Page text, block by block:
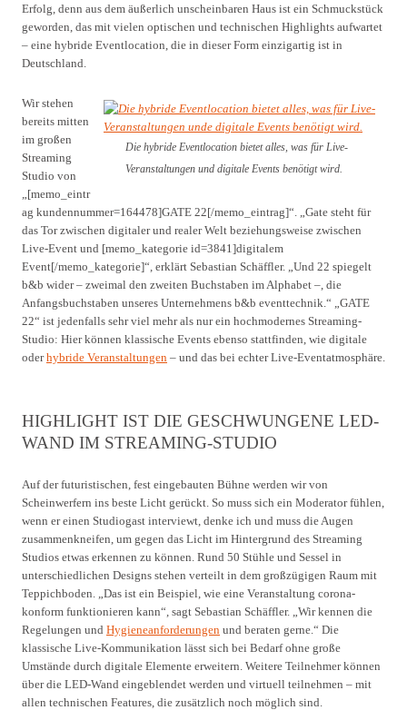
Erfolg, denn aus dem äußerlich unscheinbaren Haus ist ein Schmuckstück
geworden, das mit vielen optischen und technischen Highlights aufwartet
– eine hybride Eventlocation, die in dieser Form einzigartig ist in
Deutschland.
Die hybride Eventlocation bietet alles, was für Live-
Veranstaltungen und digitale Events benötigt wird.
Wir stehen
bereits mitten
im großen
Streaming
Studio von
„[memo_eintr
ag kundennummer=164478]GATE 22[/memo_eintrag]“. „Gate steht für
das Tor zwischen digitaler und realer Welt beziehungsweise zwischen
Live-Event und [memo_kategorie id=3841]digitalem
Event[/memo_kategorie]“, erklärt Sebastian Schäffler. „Und 22 spiegelt
b&b wider – zweimal den zweiten Buchstaben im Alphabet –, die
Anfangsbuchstaben unseres Unternehmens b&b eventtechnik.“ „GATE
22“ ist jedenfalls sehr viel mehr als nur ein hochmodernes Streaming-
Studio: Hier können klassische Events ebenso stattfinden, wie digitale
oderhybride Veranstaltungen – und das bei echter Live-Eventatmosphäre.
HIGHLIGHT IST DIE GESCHWUNGENE LED-
WAND IM STREAMING-STUDIO
Auf der futuristischen, fest eingebauten Bühne werden wir von
Scheinwerfern ins beste Licht gerückt. So muss sich ein Moderator fühlen,
wenn er einen Studiogast interviewt, denke ich und muss die Augen
zusammenkneifen, um gegen das Licht im Hintergrund des Streaming
Studios etwas erkennen zu können. Rund 50 Stühle und Sessel in
unterschiedlichen Designs stehen verteilt in dem großzügigen Raum mit
Teppichboden. „Das ist ein Beispiel, wie eine Veranstaltung corona-
konform funktionieren kann“, sagt Sebastian Schäffler. „Wir kennen die
Regelungen und Hygieneanforderungen und beraten gerne.“ Die
klassische Live-Kommunikation lässt sich bei Bedarf ohne große
Umstände durch digitale Elemente erweitern. Weitere Teilnehmer können
über die LED-Wand eingeblendet werden und virtuell teilnehmen – mit
allen technischen Features, die zusätzlich noch möglich sind.